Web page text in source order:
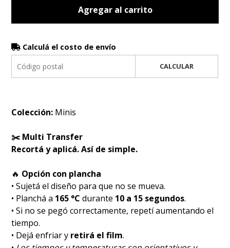
Agregar al carrito
Calculá el costo de envío
CALCULAR
Colección: Minis
✂️ Multi Transfer
Recortá y aplicá. Así de simple.
🔥 Opción con plancha
• Sujetá el diseño para que no se mueva.
• Planchá a 165 °C durante 10 a 15 segundos.
• Si no se pegó correctamente, repetí aumentando el
tiempo.
• Dejá enfriar y retirá el film.